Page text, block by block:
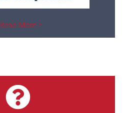
Read More